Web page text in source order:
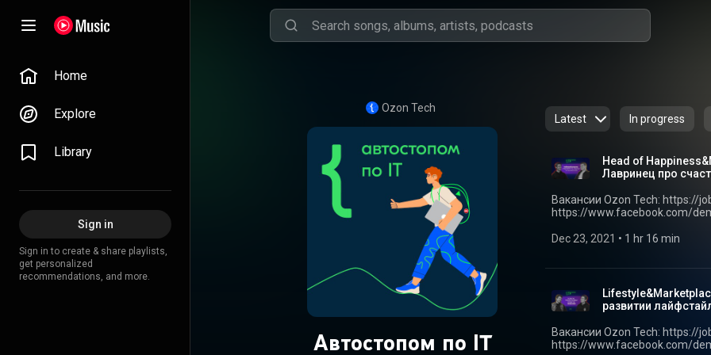
Home
Explore
Library
Sign in
Sign in to create & share playlists,
get personalized
recommendations, and more.
Ozon Tech
Автостопом по IT
Latest In progress
Head of
Лавринец про
Вакансии Ozon Tech: https://job.ozon.ru/it/
https://www.facebook.com/demidov.andrey Автостопом
Подписывайтесь на канал, чтобы не
менеджмент из дизайна. Мы
команды в европейском
экосистему и зачем им сотни вице-президентов.
платформах: https://ozontech.podlink.to/podcast
госте 02:04 Образование и
Первая работа продакт-
Dec 23, 2021 • 1 hr 16 min
развитии
Вакансии Ozon Tech: https://job.ozon.ru/it/
https://www.facebook.com/demidov.andrey Автостопом